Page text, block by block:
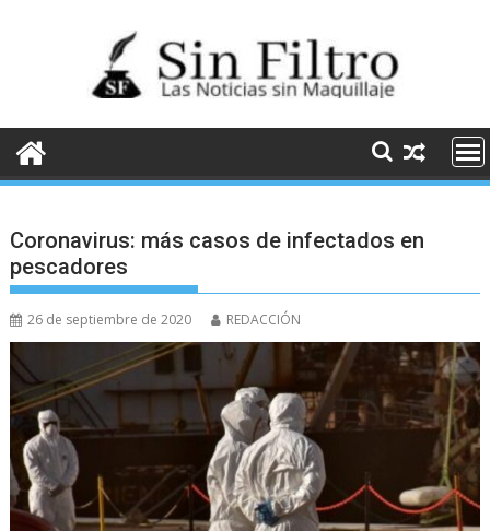
Coronavirus: más casos de infectados en
pescadores
26 de septiembre de 2020 REDACCIÓN